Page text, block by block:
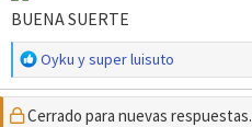
BUENA SUERTE
R
e
a
c
Oyku ysuper luisuto
Cerrado para nuevas respuestas.